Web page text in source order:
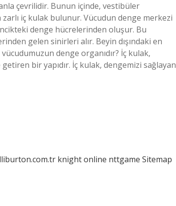
çevrilidir. Bunun içinde, vestibüler
iç kulak bulunur. Vücudun denge merkezi
denge hücrelerinden oluşur. Bu
gelen sinirleri alır. Beyin dışındaki en
denge organıdır? İç kulak,
bir yapıdır. İç kulak, dengemizi sağlayan
knight online nttgame Sitemap